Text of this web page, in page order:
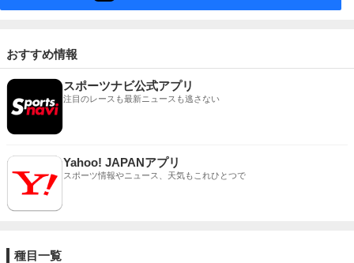
おすすめ情報
スポーツナビ公式アプリ
注目のレースも最新ニュースも逃さない
Yahoo! JAPANアプリ
スポーツ情報やニュース、天気もこれひとつで
種目一覧